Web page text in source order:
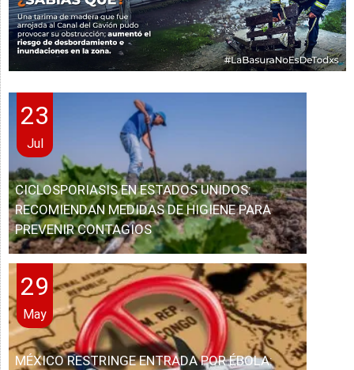
23
Jul
CICLOSPORIASIS EN ESTADOS UNIDOS:
RECOMIENDAN MEDIDAS DE HIGIENE PARA
PREVENIR CONTAGIOS
29
May
MÉXICO RESTRINGE ENTRADA POR ÉBOLA: